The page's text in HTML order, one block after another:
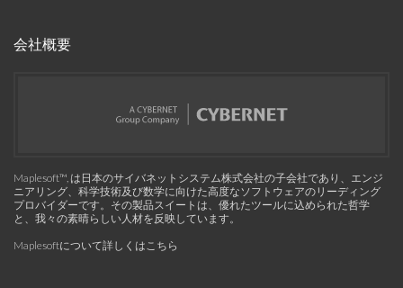
会社概要
Maplesoft™, は日本のサイバネットシステム株式会社の子会社であり、エンジ
ニアリング、科学技術及び数学に向けた高度なソフトウェアのリーディング
プロバイダーです。その製品スイートは、優れたツールに込められた哲学
と、我々の素晴らしい人材を反映しています。
Maplesoftについて詳しくはこちら